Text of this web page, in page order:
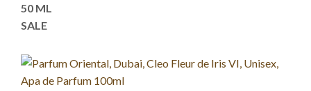
50 ML
SALE